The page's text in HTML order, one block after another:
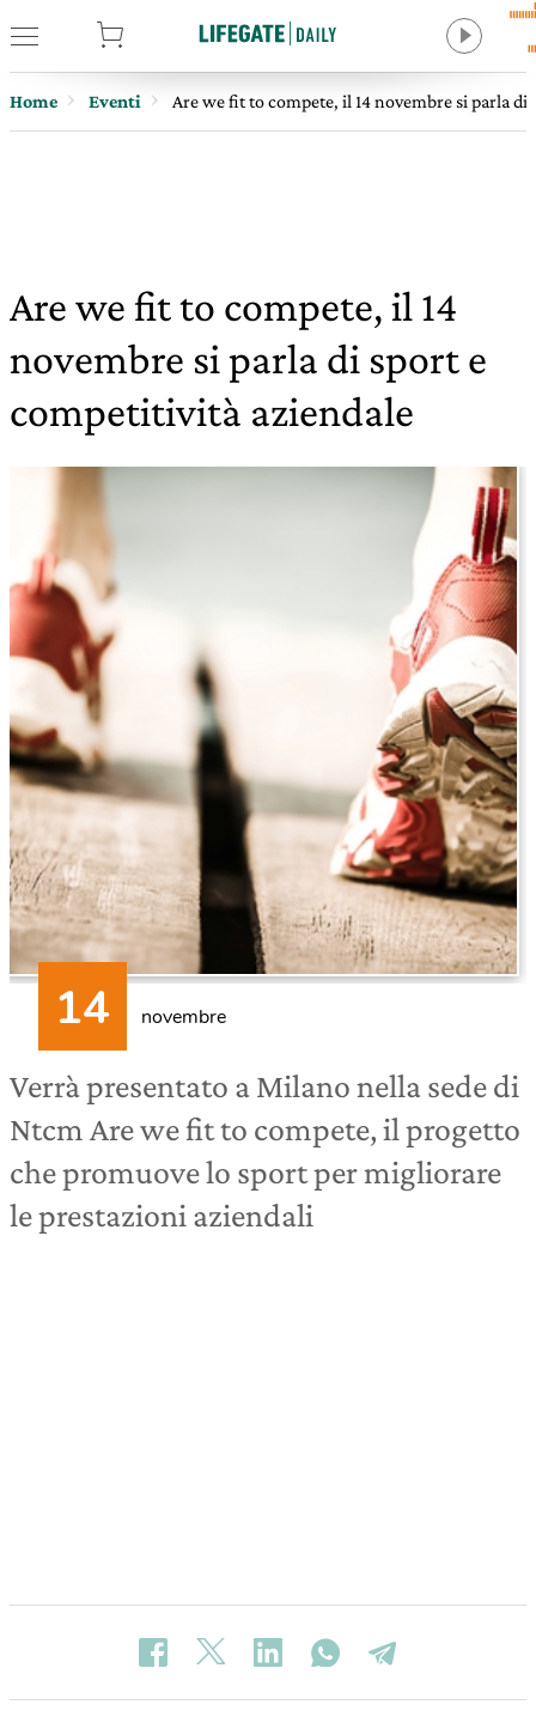
Home Eventi Are we fit to compete, il 14 novembre si parla
Are we fit to compete, il 14
novembre si parla di sport e
competitività aziendale
novembre
Verrà presentato a Milano nella sede di
Ntcm Are we fit to compete, il progetto
che promuove lo sport per migliorare
le prestazioni aziendali